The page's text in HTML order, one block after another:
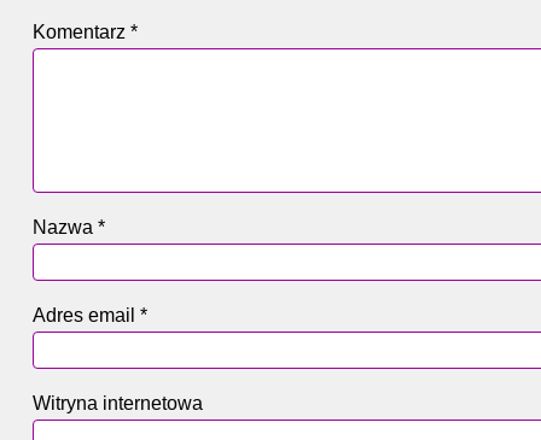
Komentarz *
Nazwa *
Adres email *
Witryna internetowa